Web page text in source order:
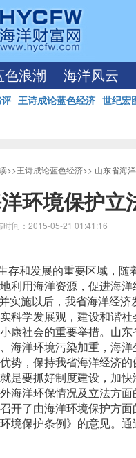
色浪潮 海洋风云
王诗成论蓝色经济 世纪宏
>>王诗成论蓝色经济>> 山东省海
环境保护立
：2015-05-21 01:41:16
存和发展的重要区域，
利用海洋资源，促进海
实施以后，我省海洋经
科学发展观，建设和谐社
康社会的重要举措。山
海洋环境污染加重，海
势，保持我省海洋经济
是要抓好制度建设，加
海洋环保情况及立法方
开了由海洋环境保护方
境保护条例》的意见。